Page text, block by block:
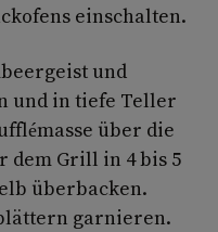
einschalten.
und
und in tiefe Teller
über die
dem Grill in 4 bis 5
überbacken.
garnieren.